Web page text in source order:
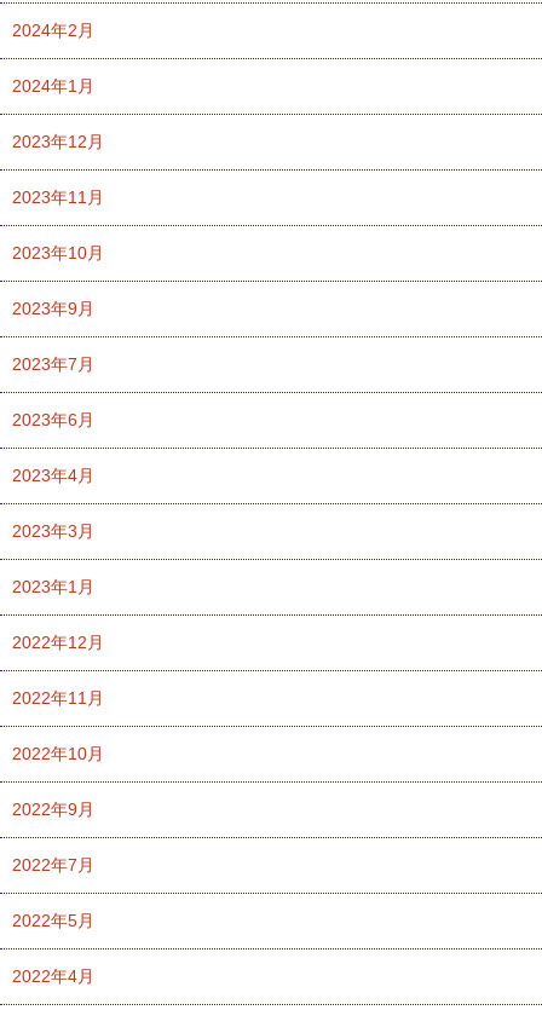
2024年2月
2024年1月
2023年12月
2023年11月
2023年10月
2023年9月
2023年7月
2023年6月
2023年4月
2023年3月
2023年1月
2022年12月
2022年11月
2022年10月
2022年9月
2022年7月
2022年5月
2022年4月